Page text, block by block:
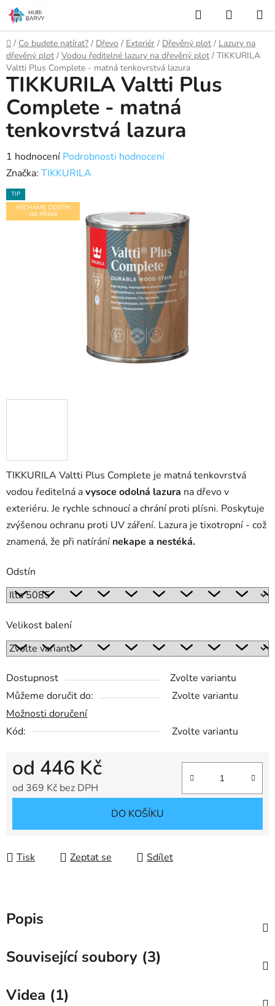
Přejít
na
obsah
Hledat
KOŠÍK
Domů
/ Co budete natírat? / Dřevo / Exteriér / Dřevěný plot / Lazury na
dřevěný plot / Vodou ředitelné lazury na dřevěný plot / TIKKURILA
Valtti Plus Complete - matná tenkovrstvá lazura
TIKKURILA Valtti Plus Complete je matná tenkovrstvá
vodou ředitelná avysoce odolná lazura na dřevo v
exteriéru. Je rychle schnoucí a chrání proti plísni. Poskytuje
zvýšenou ochranu proti UV záření. Lazura je tixotropní - což
znamená, že při natírání nekape a nestéká.
Odstín
Velikost balení
Dostupnost
Zvolte variantu
Můžeme doručit do:
Zvolte variantu
Možnosti doručení
Kód:
Zvolte variantu
od 446 Kč
od 369 Kč bez DPH
DO KOŠÍKU
Tisk Zeptat se Sdílet
TIKKURILA Valtti Plus
Complete - matná
tenkovrstvá lazura
Průměrné
hodnocení
produktu
je
5,0
1 hodnocení Podrobnosti hodnocení
Značka: TIKKURILA
TIP
MÍCHÁME ODSTÍN
NA PŘÁNÍ
Popis
Související soubory (3)
Videa (1)